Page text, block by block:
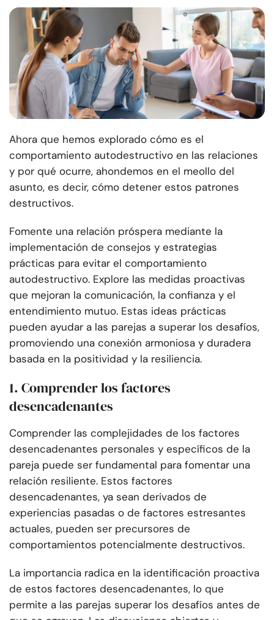
Ahora que hemos explorado cómo es el
comportamiento autodestructivo en las relaciones
y por qué ocurre, ahondemos en el meollo del
asunto, es decir, cómo detener estos patrones
destructivos.
Fomente una relación próspera mediante la
implementación de consejos y estrategias
prácticas para evitar el comportamiento
autodestructivo. Explore las medidas proactivas
que mejoran la comunicación, la confianza y el
entendimiento mutuo. Estas ideas prácticas
pueden ayudar a las parejas a superar los desafíos,
promoviendo una conexión armoniosa y duradera
basada en la positividad y la resiliencia.
1. Comprender los factores
desencadenantes
Comprender las complejidades de los factores
desencadenantes personales y específicos de la
pareja puede ser fundamental para fomentar una
relación resiliente. Estos factores
desencadenantes, ya sean derivados de
experiencias pasadas o de factores estresantes
actuales, pueden ser precursores de
comportamientos potencialmente destructivos.
La importancia radica en la identificación proactiva
de estos factores desencadenantes, lo que
permite a las parejas superar los desafíos antes de